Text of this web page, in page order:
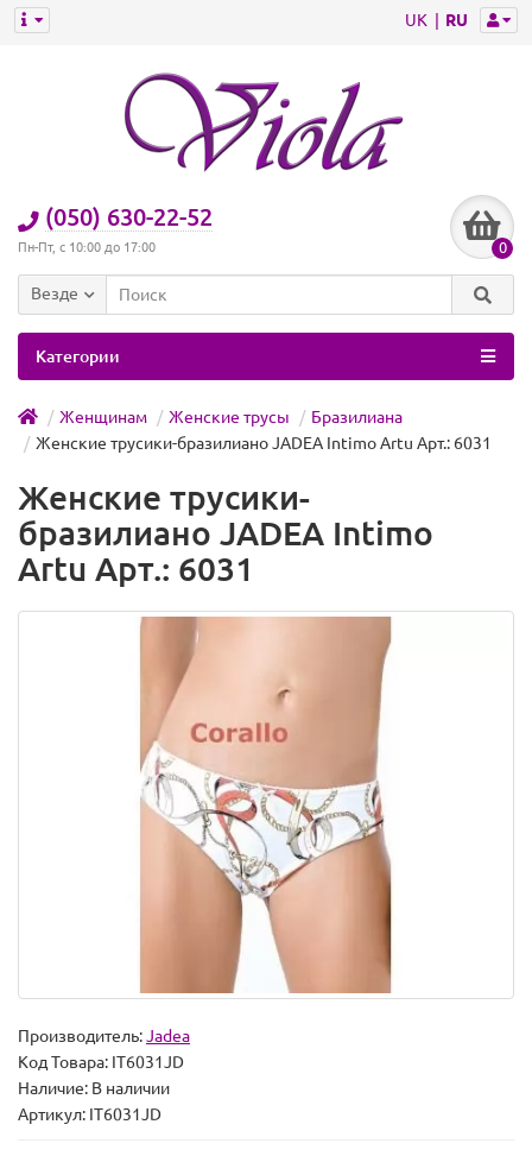
UK RU
(050) 630-22-52
Пн-Пт, с 10:00 до 17:00 0
Везде
Категории
Женщинам Женские трусы
Бразилиана
Женские трусики-бразилиано JADEA Intimo Artu Арт.: 6031
Женские трусики-
бразилиано JADEA Intimo
Artu Арт.: 6031
Производитель:Jadea
Код Товара: IT6031JD
Наличие: В наличии
Артикул: IT6031JD